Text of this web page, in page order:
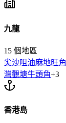
九龍
15 個地區
尖沙咀 油麻地旺角
灣觀塘牛頭角+3
香港島